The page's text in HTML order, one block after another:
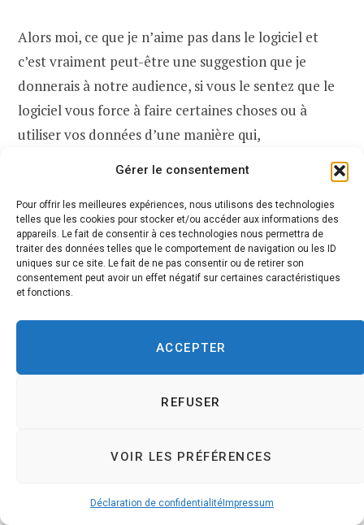
Gérer le consentement
Pour offrir les meilleures expériences, nous utilisons des technologies
telles que les cookies pour stocker et/ou accéder aux informations des
appareils. Le fait de consentir à ces technologies nous permettra de
traiter des données telles que le comportement de navigation ou les ID
uniques sur ce site. Le fait de ne pas consentir ou de retirer son
consentement peut avoir un effet négatif sur certaines caractéristiques
et fonctions.
ACCEPTER
REFUSER
VOIR LES PRÉFÉRENCES
Déclaration de confidentialité Impressum
Alors moi, ce que je n’aime pas dans le logiciel et
c’est vraiment peut-être une suggestion que je
donnerais à notre audience, si vous le sentez que le
logiciel vous force à faire certaines choses ou à
utiliser vos données d’une manière qui,
intuitivement et méthodologiquement, ne semblent
Christophe :D’accord. C’est un bon conseil, oui.
Marie-Hélène :Sortez… Oui, parce que je pense
qu’un logiciel, pour moi, c’est comme un micro-
ondes, ça doit juste me pouvoir… ça doit faire en
sorte que le processus est fait de manière plus
efficace sauf que si ça devient trop compromettant
sur le plan méthodologique, out, on sort de là, oui.
Justement, ma question
logiciels notamment de NVivo ? Et une question qui